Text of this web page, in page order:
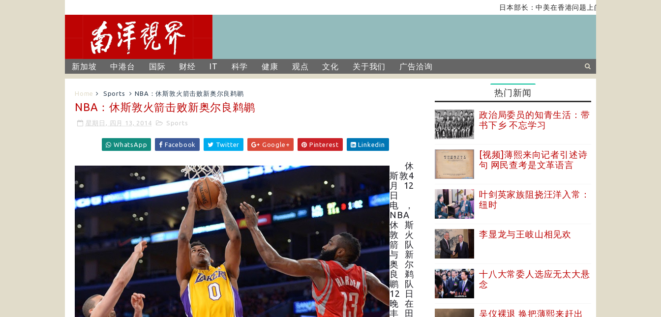
日本部长：中美在香港问题上的紧张关系对全球经济
新加坡 中港台 国际 财经 IT 科学 健康 观点 文化 关于我们 广告洽询
Home Sports NBA：休斯敦火箭击败新奥尔良鹈鹕
NBA：休斯敦火箭击败新奥尔良鹈鹕
星期日, 四月 13, 2014 Sports
WhatsApp Facebook Twitter Google+ Pinterest Linkedin
休
斯敦4
月12
日
电，
NBA
休斯
敦火
箭队
与新
奥尔
良鹈
鹕队
12日
晚在
丰田
热门新闻
政治局委员的知青生活：带
书下乡 不忘学习
[视频]薄熙来向记者引述诗
句 网民查考是文革语言
叶剑英家族阻挠汪洋入常：
纽时
李显龙与王岐山相见欢
十八大常委人选应无太大悬
念
吴仪裸退 换把薄熙来赶出